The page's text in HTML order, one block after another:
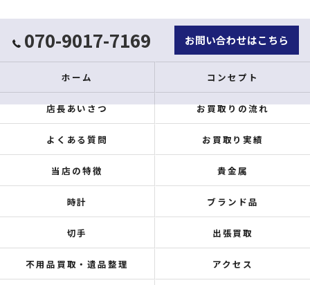
070-9017-7169 お問い合わせはこちら
ホーム コンセプト
店長あいさつ お買取りの流れ
よくある質問 お買取り実績
当店の特徴 貴金属
時計 ブランド品
切手 出張買取
不用品買取・遺品整理 アクセス